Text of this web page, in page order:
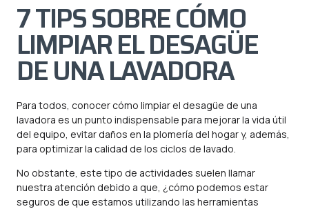
7 TIPS SOBRE CÓMO
LIMPIAR EL DESAGÜE
DE UNA LAVADORA
Para todos, conocer cómo limpiar el desagüe de una
lavadora es un punto indispensable para mejorar la vida útil
del equipo, evitar daños en la plomería del hogar y, además,
para optimizar la calidad de los ciclos de lavado.
No obstante, este tipo de actividades suelen llamar
nuestra atención debido a que, ¿cómo podemos estar
seguros de que estamos utilizando las herramientas